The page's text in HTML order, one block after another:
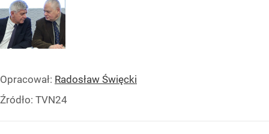
Opracował: Radosław Święcki
Źródło: TVN24